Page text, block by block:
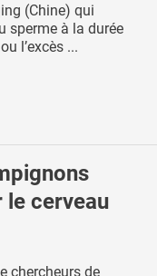
(Chine) qui
sperme à la durée
l’excès ...
le cerveau
chercheurs de